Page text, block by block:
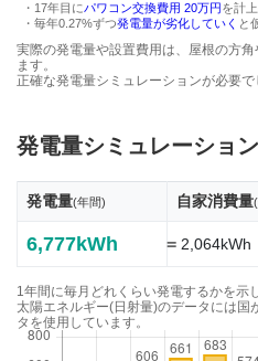
・17年目にパワコン交換費用 20万円を計
・毎年0.27%ずつ発電量が劣化していく と
実際の発電量や設置費用は、屋根の方
ます。
正確な発電量シミュレーションが必要で
発電量シミュレーション
発電量(年間) 自家消費量
6,777kWh =2,064kWh
1年間に毎月どれくらい発電するかを示
太陽エネルギー(日射量)のデータには
タを使用しています。